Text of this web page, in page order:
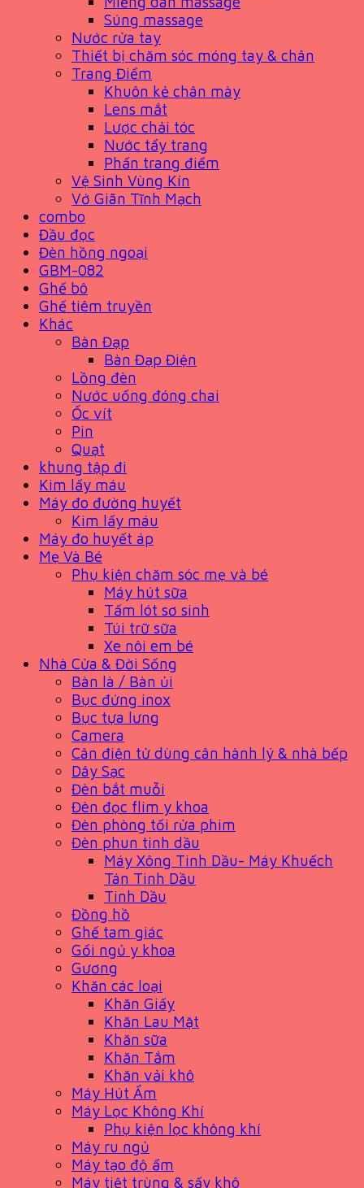
Súng massage
Nước rửa tay
Thiết bị chăm sóc móng tay & chân
Trang Điểm
Khuôn kẻ chân mày
Lens mắt
Lược chải tóc
Nước tẩy trang
Phấn trang điểm
Vệ Sinh Vùng Kín
Vớ Giãn Tĩnh Mạch
combo
Đầu đọc
Đèn hồng ngoại
GBM-082
Ghế bô
Ghế tiêm truyền
Khác
Bàn Đạp
Bàn Đạp Điện
Lồng đèn
Nước uống đóng chai
Ốc vít
Pin
Quạt
khung tập đi
Kim lấy máu
Máy đo đường huyết
Kim lấy máu
Máy đo huyết áp
Mẹ Và Bé
Phụ kiện chăm sóc mẹ và bé
Máy hút sữa
Tấm lót sơ sinh
Túi trữ sữa
Xe nôi em bé
Nhà Cửa & Đời Sống
Bàn là / Bàn ủi
Bục đứng inox
Bục tựa lưng
Camera
Cân điện tử dùng cân hành lý & nhà bếp
Dây Sạc
Đèn bắt muỗi
Đèn đọc flim y khoa
Đèn phòng tối rửa phim
Đèn phun tinh dầu
Máy Xông Tinh Dầu- Máy Khuếch
Tán Tinh Dầu
Tinh Dầu
Đồng hồ
Ghế tam giác
Gối ngủ y khoa
Gương
Khăn các loại
Khăn Giấy
Khăn Lau Mặt
Khăn sữa
Khăn Tắm
Khăn vải khô
Máy Hút Ẩm
Máy Lọc Không Khí
Phụ kiện lọc không khí
Máy ru ngủ
Máy tạo độ ẩm
Máy tiệt trùng & sấy khô